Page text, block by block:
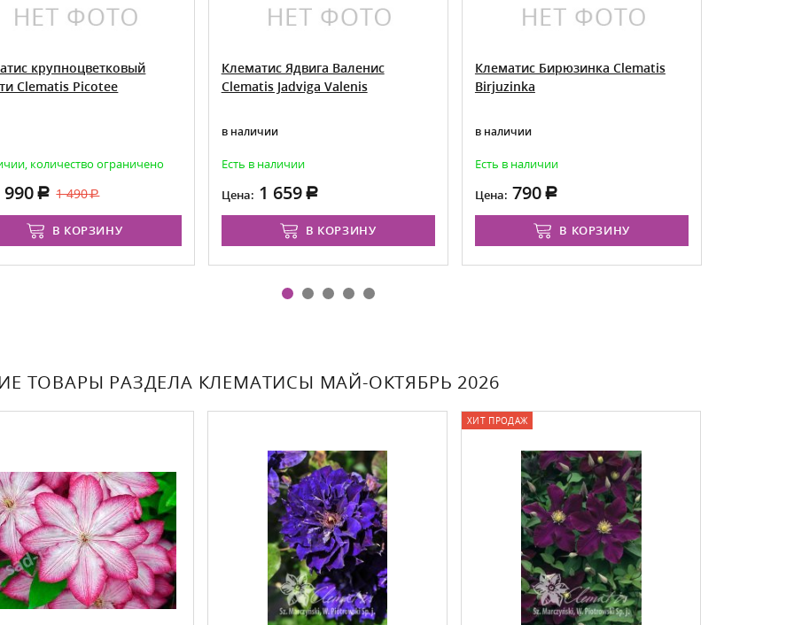
крупноцветковый
Clematis Picotee
количество ограничено
990 1 490
В КОРЗИНУ
Клематис Ядвига Валенис
Clematis Jadviga Valenis
в наличии
Есть в наличии
Цена: 1 659
В КОРЗИНУ
Клематис Бирюзинка Clematis
Birjuzinka
в наличии
Есть в наличии
Цена: 790
В КОРЗИНУ
ТОВАРЫ РАЗДЕЛА КЛЕМАТИСЫ МАЙ-ОКТЯБРЬ 2026
ХИТ ПРОДАЖ